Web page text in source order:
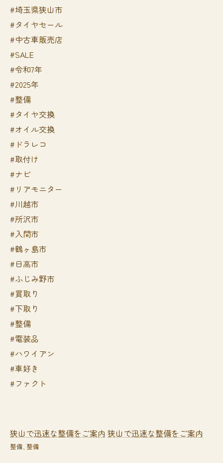
#埼玉県狭山市
#タイヤセール
#中古車販売店
#SALE
#令和7年
#2025年
#整備
#タイヤ交換
#オイル交換
#ドラレコ
#取付け
#ナビ
#リアモニター
#川越市
#所沢市
#入間市
#鶴ヶ島市
#日高市
#ふじみ野市
#買取り
#下取り
#整備
#電装品
#ハワイアン
#車好き
#ファクト
狭山で迅速な整備をご案内 狭山で迅速な整備をご案内
整備 整備